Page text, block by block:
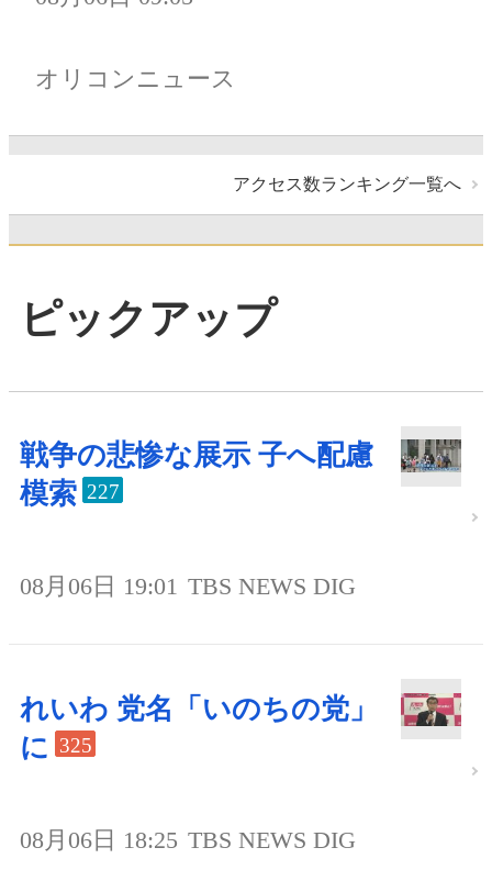
オリコンニュース
アクセス数ランキング一覧へ
ピックアップ
戦争の悲惨な展示 子へ配慮
模索 227
08月06日 19:01 TBS NEWS DIG
れいわ 党名「いのちの党」
に 325
08月06日 18:25 TBS NEWS DIG